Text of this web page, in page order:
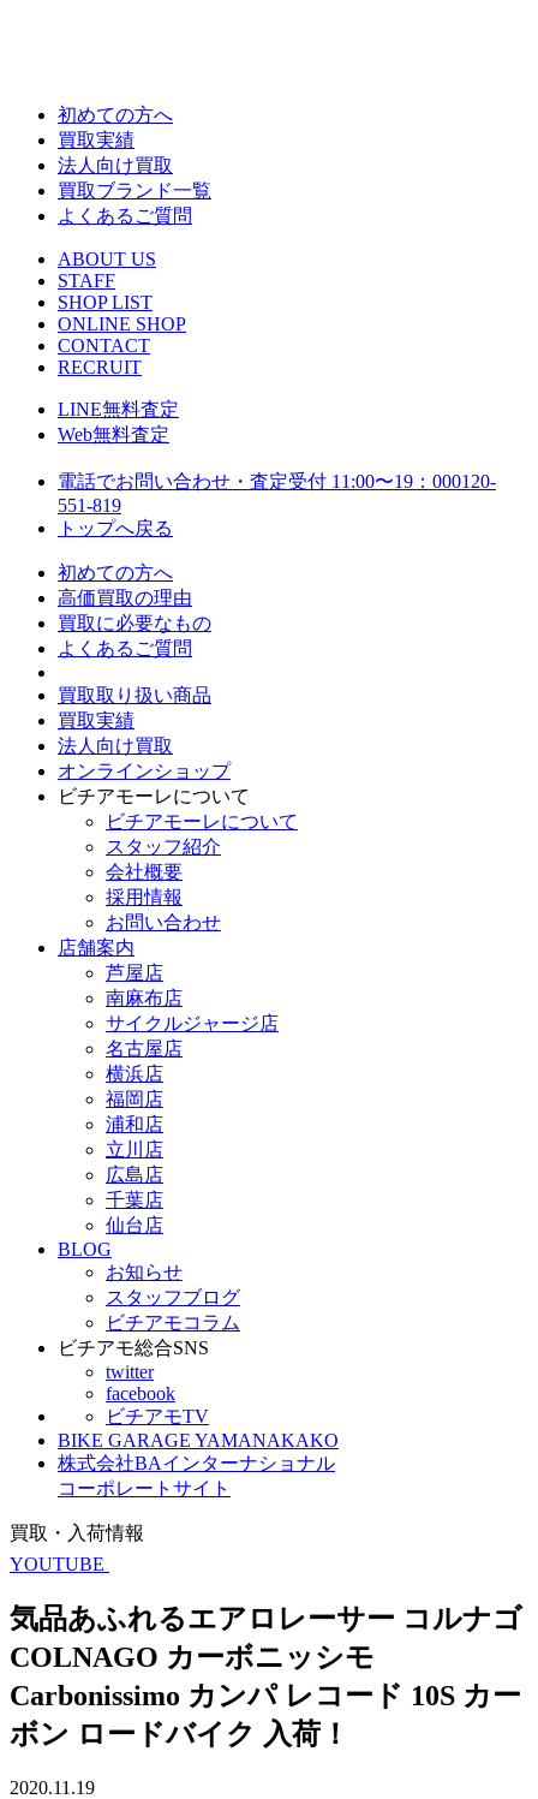
初めての方へ
買取実績
法人向け買取
買取ブランド一覧
よくあるご質問
ABOUT US
STAFF
SHOP LIST
ONLINE SHOP
CONTACT
RECRUIT
LINE無料査定
Web無料査定
電話でお問い合わせ・査定受付 11:00〜19：000120-
551-819
トップへ戻る
初めての方へ
高価買取の理由
買取に必要なもの
よくあるご質問
買取取り扱い商品
買取実績
法人向け買取
オンラインショップ
ビチアモーレについて
ビチアモーレについて
スタッフ紹介
会社概要
採用情報
お問い合わせ
店舗案内
芦屋店
南麻布店
サイクルジャージ店
名古屋店
横浜店
福岡店
浦和店
立川店
広島店
千葉店
仙台店
BLOG
お知らせ
スタッフブログ
ビチアモコラム
ビチアモ総合SNS
twitter
facebook
ビチアモTV
BIKE GARAGE YAMANAKAKO
株式会社BAインターナショナル
コーポレートサイト
買取・入荷情報
YOUTUBE
気品あふれるエアロレーサー コルナゴ
COLNAGO カーボニッシモ
Carbonissimo カンパ レコード 10S カー
ボン ロードバイク 入荷！
2020.11.19